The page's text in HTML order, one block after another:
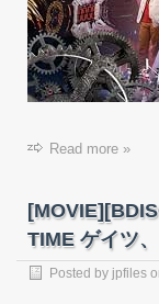
Read more »
TIME ゲイツ
Posted by jpfiles